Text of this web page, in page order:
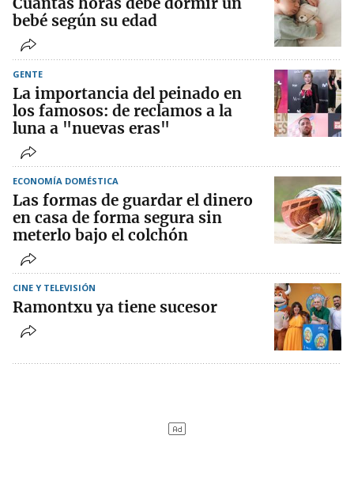
bebé según su edad
GENTE
La importancia del peinado en
los famosos: de reclamos a la
luna a "nuevas eras"
ECONOMÍA DOMÉSTICA
Las formas de guardar el dinero
en casa de forma segura sin
meterlo bajo el colchón
CINE Y TELEVISIÓN
Ramontxu ya tiene sucesor